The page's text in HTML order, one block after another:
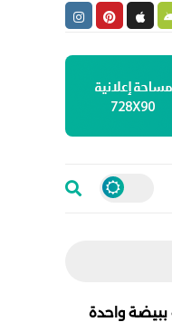
ببيضة واحدة